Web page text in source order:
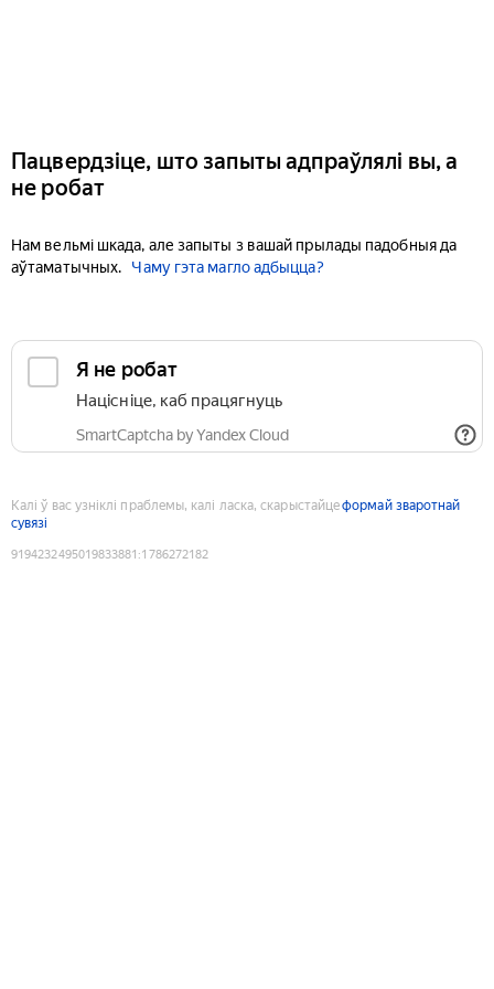
Пацвердзіце, што запыты адпраўлялі вы, а
не робат
Нам вельмі шкада, але запыты з вашай прылады падобныя да
аўтаматычных.
Чаму гэта магло адбыцца?
Я не робат
Націсніце, каб працягнуць
SmartCaptcha by Yandex Cloud
Калі ў вас узніклі праблемы, калі ласка, скарыстайцеформай зваротнай
сувязі
9194232495019833881 :1786272182